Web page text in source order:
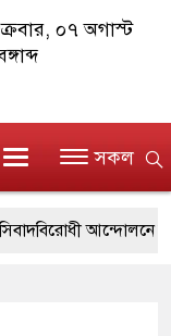
০৭ অগাস্ট
সকল
আন্দোলনে